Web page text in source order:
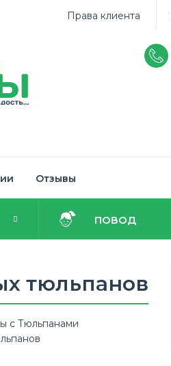
Права клиента
Отзывы
ПОВОД
тюльпанов
с Тюльпанами